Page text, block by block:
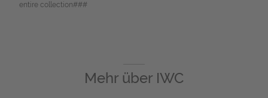
entire collection###
Mehr über IWC